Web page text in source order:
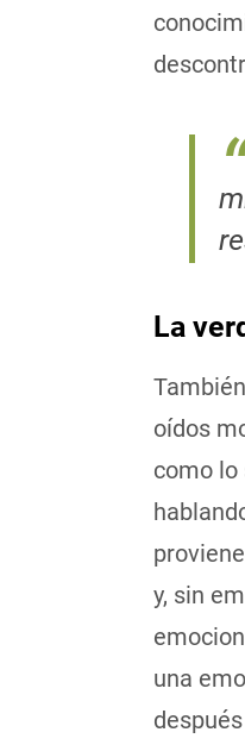
La
oídos
como lo
y, sin
una